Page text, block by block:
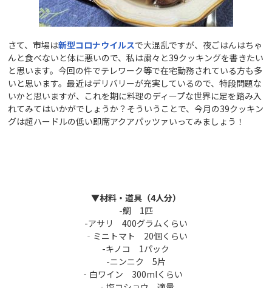
さて、市場は新型コロナウイルスで大混乱ですが、夜ごはんはちゃ
んと食べないと体に悪いので、私は粛々と39クッキングを書きたい
と思います。今回の件でテレワーク等で在宅勤務されている方も多
いと思います。最近はデリバリーが充実しているので、特段問題な
いかと思いますが、これを期に料理のディープな世界に足を踏み入
れてみてはいかがでしょうか？そういうことで、今月の39クッキン
グは超ハードルの低い即席アクアパッツァいってみましょう！
▼材料・道具（4人分）
-鯛 1匹
-アサリ 400グラムくらい
‐ミニトマト 20個くらい
-キノコ 1パック
-ニンニク 5片
‐白ワイン 300mlくらい